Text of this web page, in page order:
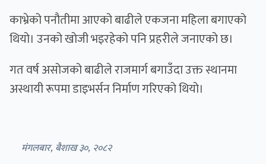
काभ्रेको पनौतीमा आएको बाढीले एकजना महिला बगाएको
थियो। उनको खोजी भइरहेको पनि प्रहरीले जनाएको छ।
गत वर्ष असोजको बाढीले राजमार्ग बगाउँदा उक्त स्थानमा
अस्थायी रूपमा डाइभर्सन निर्माण गरिएको थियो।
मंगलबार, बैशाख ३०, २०८२